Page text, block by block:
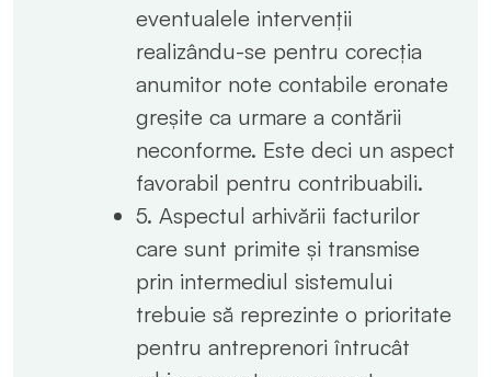
eventualele intervenții
realizându-se pentru corecția
anumitor note contabile eronate
greșite ca urmare a contării
neconforme. Este deci un aspect
favorabil pentru contribuabili.
5. Aspectul arhivării facturilor
care sunt primite și transmise
prin intermediul sistemului
trebuie să reprezinte o prioritate
pentru antreprenori întrucât